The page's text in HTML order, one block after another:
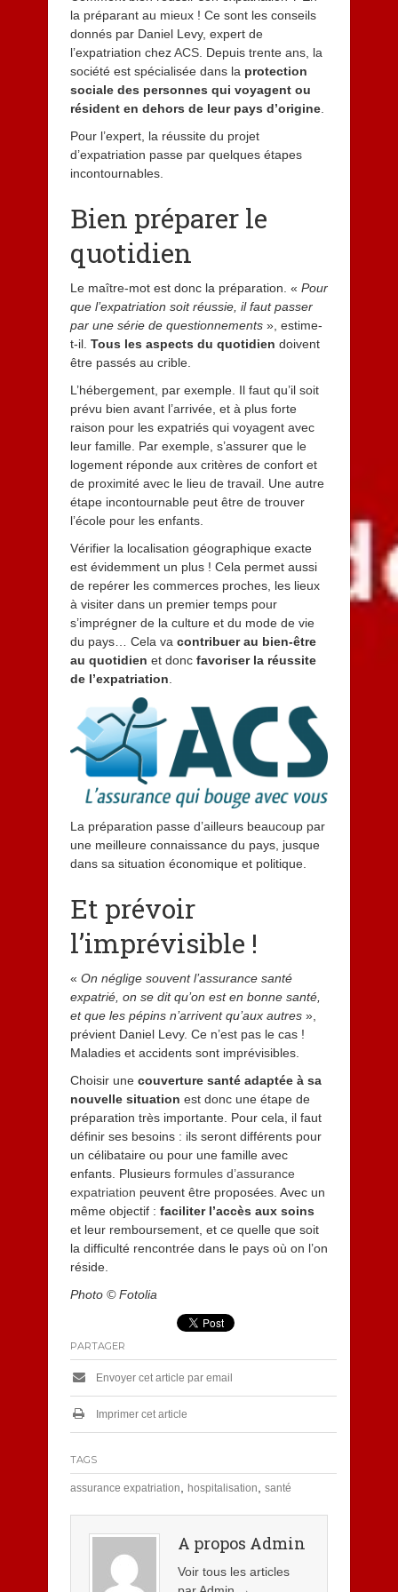
la préparant au mieux ! Ce sont les conseils
donnés par Daniel Levy, expert de
l’expatriation chezACS. Depuis trente ans, la
société est spécialisée dans la protection
sociale des personnes qui voyagent ou
résident en dehors de leur pays d’origine.
Pour l’expert, la réussite du projet
d’expatriation passe par quelques étapes
incontournables.
Bien préparer le
quotidien
Le maître-mot est donc la préparation. « Pour
que l’expatriation soit réussie, il faut passer
par une série de questionnements», estime-
t-il. Tous les aspects du quotidien doivent
être passés au crible.
L’hébergement, par exemple. Il faut qu’il soit
prévu bien avant l’arrivée, et à plus forte
raison pour les expatriés qui voyagent avec
leur famille. Par exemple, s’assurer que le
logement réponde aux critères de confort et
de proximité avec le lieu de travail. Une autre
étape incontournable peut être de trouver
l’école pour les enfants.
Vérifier la localisation géographique exacte
est évidemment un plus ! Cela permet aussi
de repérer les commerces proches, les lieux
à visiter dans un premier temps pour
s’imprégner de la culture et du mode de vie
du pays… Cela va contribuer au bien-être
au quotidien et doncfavoriser la réussite
de l’expatriation.
La préparation passe d’ailleurs beaucoup par
une meilleure connaissance du pays, jusque
dans sa situation économique et politique.
Et prévoir
l’imprévisible !
« On néglige souvent l’assurance santé
expatrié, on se dit qu’on est en bonne santé,
et que les pépins n’arrivent qu’aux autres»,
prévient Daniel Levy. Ce n’est pas le cas !
Maladies et accidents sont imprévisibles.
Choisir unecouverture santé adaptée à sa
nouvelle situation est donc une étape de
préparation très importante. Pour cela, il faut
définir ses besoins : ils seront différents pour
un célibataire ou pour une famille avec
enfants. Plusieurs formules d’assurance
expatriation peuvent être proposées. Avec un
même objectif : faciliter l’accès aux soins
et leur remboursement, et ce quelle que soit
la difficulté rencontrée dans le pays où on l’on
réside.
Photo © Fotolia
PARTAGER
Envoyer cet article par email
Imprimer cet article
TAGS
assurance expatriation hospitalisation santé
A propos Admin
Voir tous les articles